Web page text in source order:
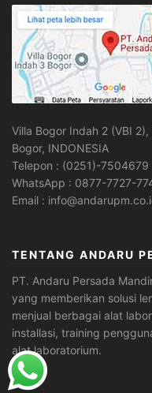
Villa Bogor Indah 2 (VBI
Bogor, INDONESIA
Telepon : (0251)-7504679
WhatsApp : 0877-7727-
Email :
TENTANG ANDARU
PT. Andaru Persada
yang memberikan solusi
menjual berbagai alat
installasi, training
alat laboratorium.